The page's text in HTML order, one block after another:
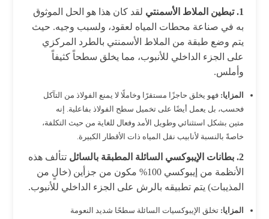
1. تبطين الملاط الأسمنتي
لقد كان هذا هو الحل الموثوق
به في صناعة محطات المياه لعقود، ولسبب وجيه. حيث
يتم وضع طبقة من الملاط الأسمنتي بالطرد المركزي
على الجزء الداخلي للأنبوب، مما يخلق سطحاً كثيفاً
وأملس.
المزايا: فهو يخلق حاجزًا مستقرًا وخاملًا لا يمنع الفولاذ من التآكل
فحسب، بل يعمل أيضًا على تخميل سطح الفولاذ بفاعلية. إنه
متين بشكل استثنائي وطويل الأمد وفعال للغاية من حيث التكلفة،
خاصةً بالنسبة لأنابيب نقل المياه ذات الأقطار الكبيرة.
2. بطانات الإيبوكسي السائلة المطبقة بالسائل
تتألف هذه
الأنظمة من إيبوكسي 100% مكون من جزأين (خالٍ من
المذيبات) يتم تطبيقه بالرش على الجزء الداخلي للأنبوب.
المزايا: تخلق الإيبوكسيات السائلة سطحًا شديد النعومة